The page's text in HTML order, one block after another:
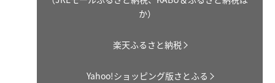
か）
楽天ふるさと納税
Yahoo!ショッピング版さとふる